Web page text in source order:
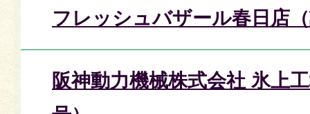
フレッシュバザール春日店
阪神動力機械株式会社 氷上